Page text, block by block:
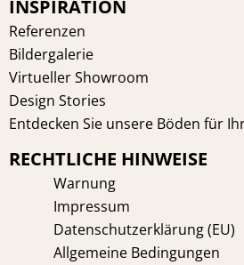
INSPIRATION
Referenzen
Bildergalerie
Virtueller Showroom
Design Stories
Entdecken Sie unsere Böden für
RECHTLICHE HINWEISE
Warnung
Impressum
Datenschutzerklärung (EU)
Allgemeine Bedingungen